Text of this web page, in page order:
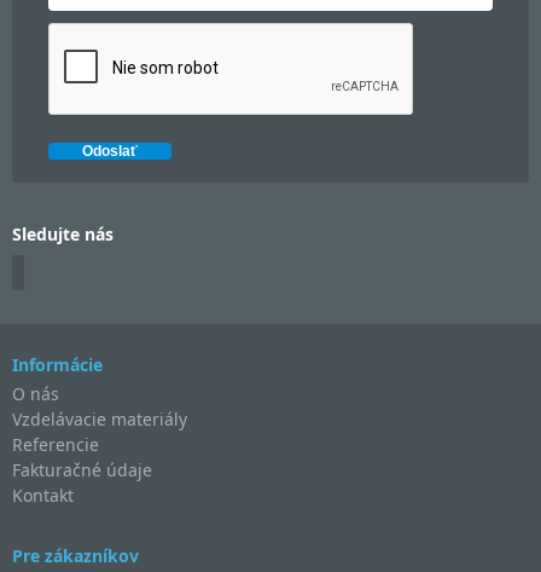
Sledujte nás
Informácie
O nás
Vzdelávacie materiály
Referencie
Fakturačné údaje
Kontakt
Pre zákazníkov